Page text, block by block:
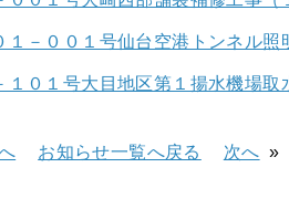
－００１号仙台空港トンネル照
１０１号大目地区第１揚水機場取
お知らせ一覧へ戻る 次へ